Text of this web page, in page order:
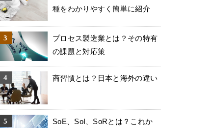
種をわかりやすく簡単に紹介
プロセス製造業とは？その特有
の課題と対応策
商習慣とは？日本と海外の違い
SoE、SoI、SoRとは？これか